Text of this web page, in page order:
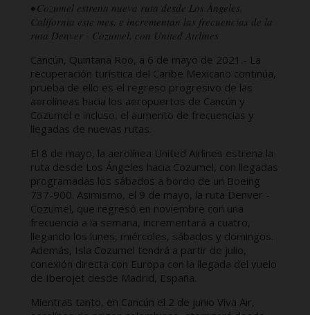
• Cozumel estrena nueva ruta desde Los Ángeles,
California este mes, e incrementan las frecuencias de la
ruta Denver - Cozumel, con United Airlines
Cancún, Quintana Roo, a 6 de mayo de 2021.- La
recuperación turística del Caribe Mexicano continúa,
prueba de ello es el regreso progresivo de las
aerolíneas hacia los aeropuertos de Cancún y
Cozumel e incluso, el aumento de frecuencias y
llegadas de nuevas rutas.
El 8 de mayo, la aerolínea United Airlines estrena la
ruta desde Los Ángeles hacia Cozumel, con llegadas
programadas los sábados a bordo de un Boeing
737-900. Asimismo, el 9 de mayo, la ruta Denver -
Cozumel, que regresó en noviembre con una
frecuencia a la semana, incrementará a cuatro,
llegando los lunes, miércoles, sábados y domingos.
Además, Isla Cozumel tendrá a partir de julio,
conexión directa con Europa con la llegada del vuelo
de Iberojet desde Madrid, España.
Mientras tanto, en Cancún el 2 de junio Viva Air,